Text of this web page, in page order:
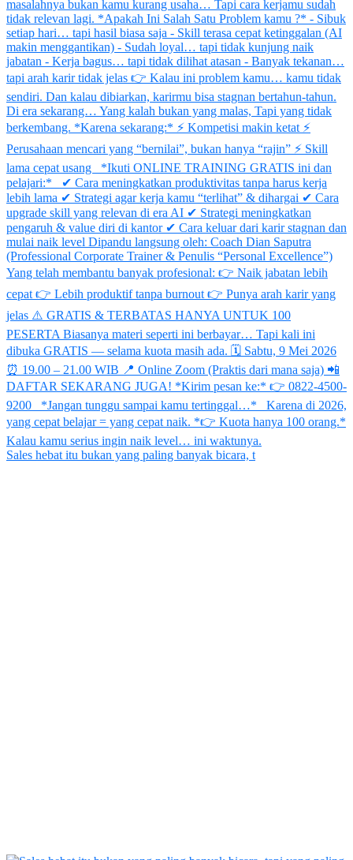
Sales hebat itu bukan yang paling banyak bicara, t